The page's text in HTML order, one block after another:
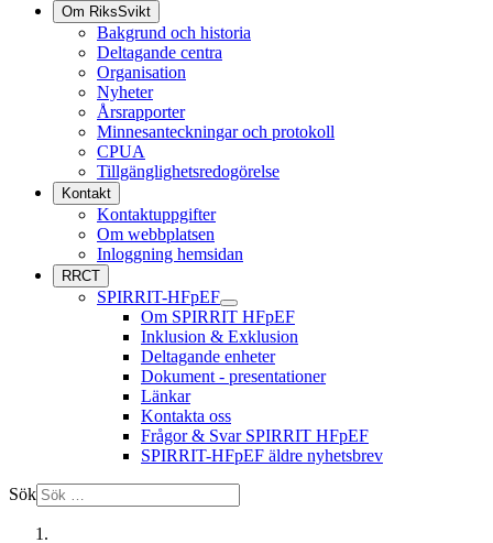
Om RiksSvikt
Bakgrund och historia
Deltagande centra
Organisation
Nyheter
Årsrapporter
Minnesanteckningar och protokoll
CPUA
Tillgänglighetsredogörelse
Kontakt
Kontaktuppgifter
Om webbplatsen
Inloggning hemsidan
RRCT
SPIRRIT-HFpEF
Om SPIRRIT HFpEF
Inklusion & Exklusion
Deltagande enheter
Dokument - presentationer
Länkar
Kontakta oss
Frågor & Svar SPIRRIT HFpEF
SPIRRIT-HFpEF äldre nyhetsbrev
Sök